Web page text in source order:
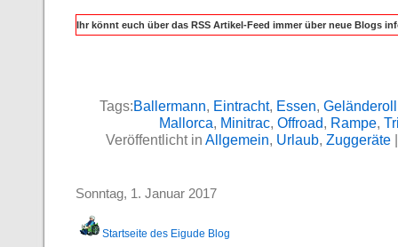
Ihr könnt euch über das RSS Artikel-Feed immer über neue Blogs
Tags:Ballermann, Eintracht, Essen,
Mallorca, Minitrac, Offroad, Rampe,
Veröffentlicht in Allgemein, Urlaub, Zuggeräte
Sonntag, 1. Januar 2017
Startseite des Eigude Blog